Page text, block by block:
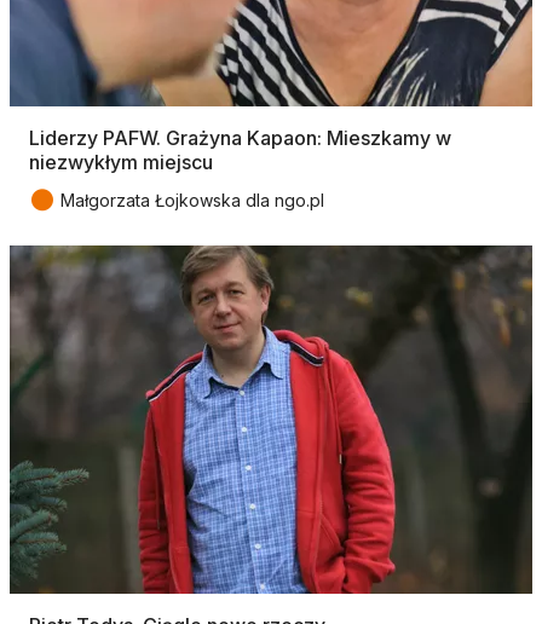
Liderzy PAFW. Grażyna Kapaon: Mieszkamy w
niezwykłym miejscu
● Małgorzata Łojkowska dla ngo.pl